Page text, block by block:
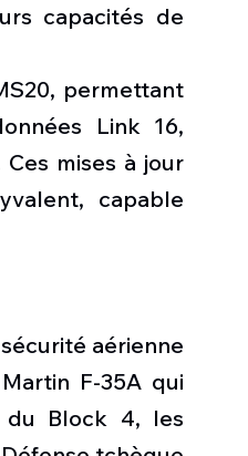
capacités de
permettant
Link 16,
mises à jour
capable
aérienne
F-35A qui
du Block 4, les